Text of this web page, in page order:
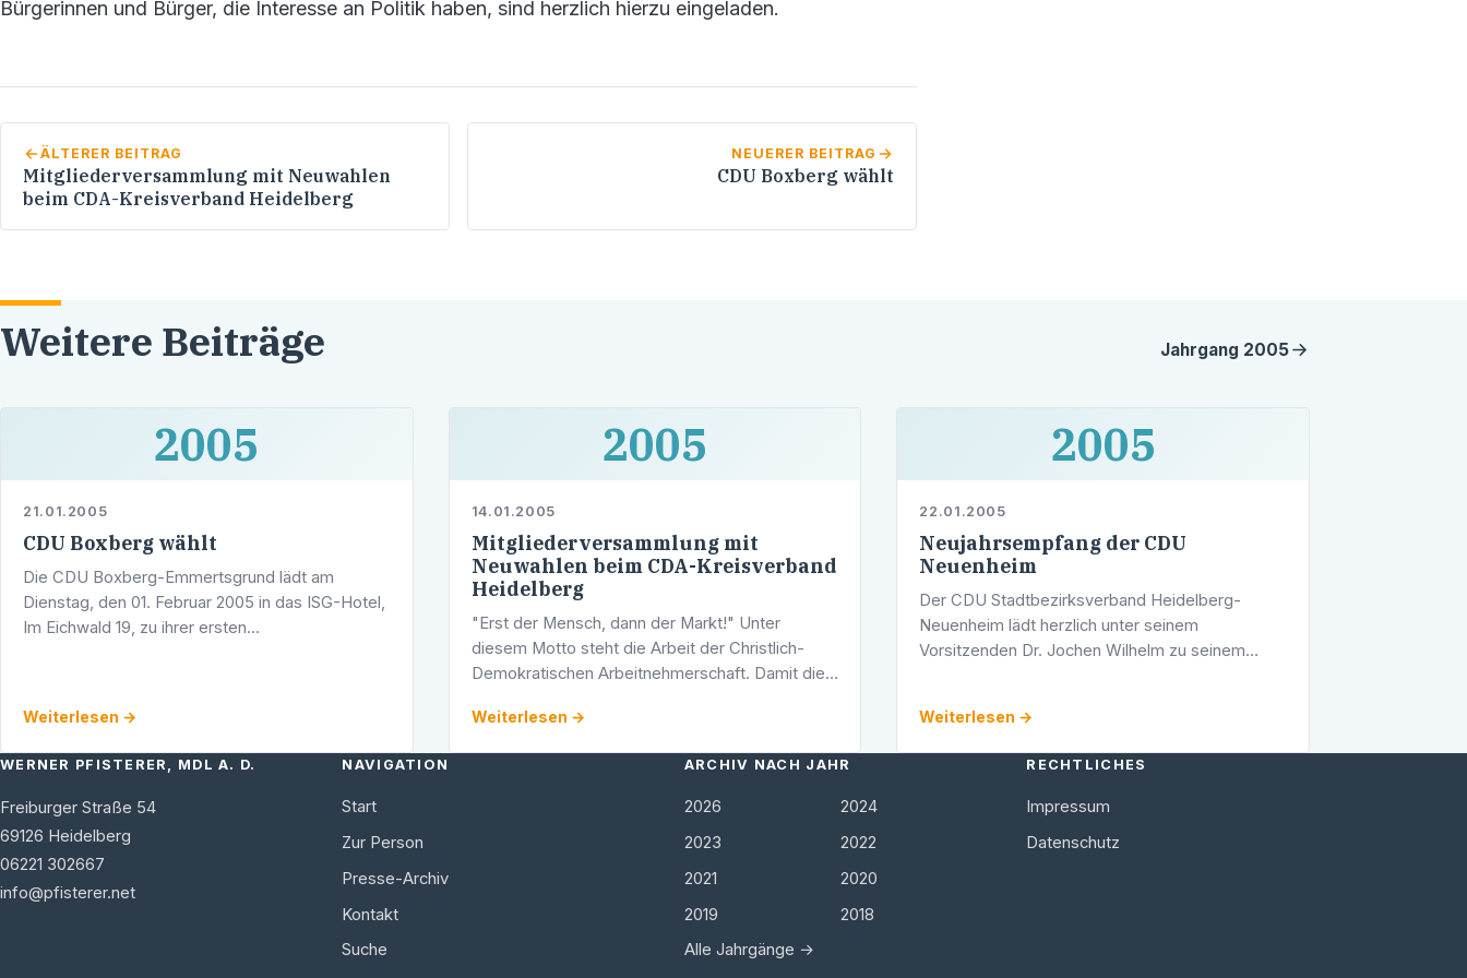
Bürgerinnen und Bürger, die Interesse an Politik haben, sind herzlich hierzu eingeladen.
ÄLTERER BEITRAG
Mitgliederversammlung mit Neuwahlen
beim CDA-Kreisverband Heidelberg
NEUERER BEITRAG
CDU Boxberg wählt
Weitere Beiträge Jahrgang 2005
2005
21.01.2005
CDU Boxberg wählt
Die CDU Boxberg-Emmertsgrund lädt am
Dienstag, den 01. Februar 2005 in das ISG-Hotel,
Im Eichwald 19, zu ihrer ersten
Weiterlesen →
2005
14.01.2005
Mitgliederversammlung mit
Neuwahlen beim CDA-Kreisverband
Heidelberg
"Erst der Mensch, dann der Markt!" Unter
diesem Motto steht die Arbeit der Christlich-
Demokratischen Arbeitnehmerschaft. Damit die
sozialen Bereiche in Heidelberg mitgestalten …
Weiterlesen →
2005
22.01.2005
Neujahrsempfang der CDU
Neuenheim
Der CDU Stadtbezirksverband Heidelberg-
Neuenheim lädt herzlich unter seinem
Vorsitzenden Dr. Jochen Wilhelm zu seinem
Weiterlesen →
WERNER PFISTERER, MDL A. D.
Freiburger Straße 54
69126 Heidelberg
06221 302667
info@pfisterer.net
NAVIGATION
Start
Zur Person
Presse-Archiv
Kontakt
Suche
ARCHIV NACH JAHR
2026
2024
2023
2022
2021
2020
2019
2018
Alle Jahrgänge →
RECHTLICHES
Impressum
Datenschutz